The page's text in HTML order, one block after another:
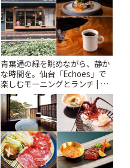
青葉通の緑を眺めながら、静か
な時間を。仙台「Echoes」で
楽しむモーニングとランチ | こ
とりっぷ